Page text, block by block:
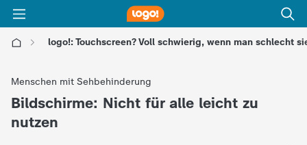
logo!: Touchscreen? Voll schwierig, wenn man schlecht
o
Menschen mit Sehbehinderung
:
Bildschirme: Nicht für alle leicht zu
nutzen